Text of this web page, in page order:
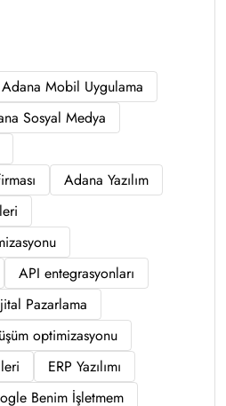
Adana Mobil Uygulama
Sosyal Medya
Adana Yazılım
API entegrasyonları
Pazarlama
optimizasyonu
ERP Yazılımı
Benim İşletmem